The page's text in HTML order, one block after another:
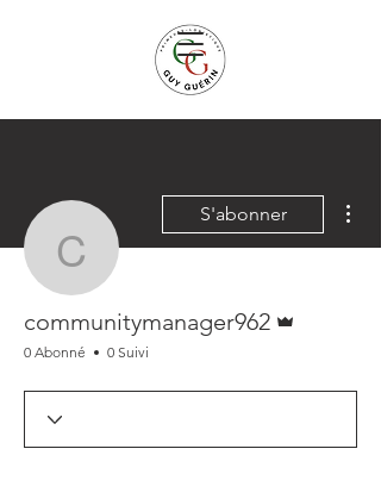
S'abonner
communitymanager962
0 Abonné 0 Suivi